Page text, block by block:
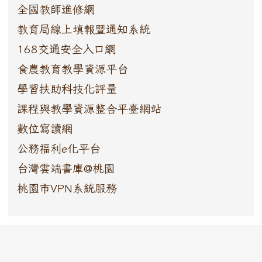
全國教師進修網
教育局線上填報暨通知系統
168交通安全入口網
食農教育教學資源平台
學習扶助科技化評量
課程與教學資源整合平臺網站
數位寫讀網
公務福利e化平台
台灣雲端書庫@桃園
桃園市VPN系統服務